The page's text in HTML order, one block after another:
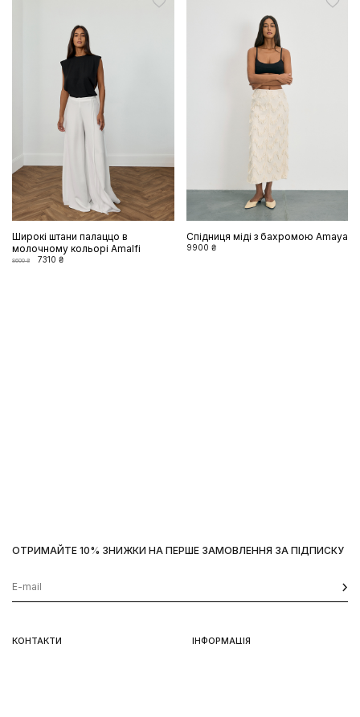
Широкі штани палаццо в
молочному кольорі Amalfi
8600 ₴ 7310 ₴
Спідниця міді з бахромою Amaya
9900 ₴
КОНТАКТИ ІНФОРМАЦІЯ
ОТРИМАЙТЕ 10% ЗНИЖКИ НА ПЕРШЕ ЗАМОВЛЕННЯ ЗА ПІДПИСКУ